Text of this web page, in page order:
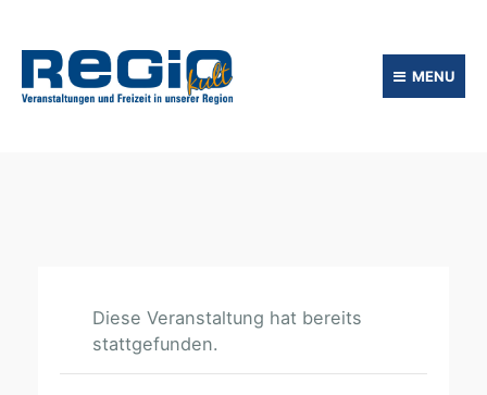
MENU
Diese Veranstaltung hat bereits
stattgefunden.